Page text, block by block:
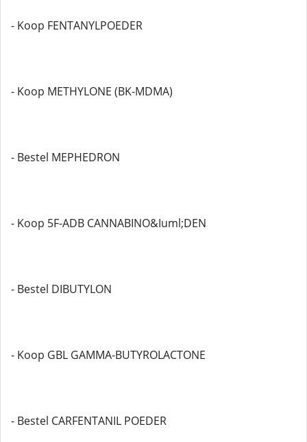
- Koop FENTANYLPOEDER
- Koop METHYLONE (BK-MDMA)
- Bestel MEPHEDRON
- Koop 5F-ADB CANNABINO&Iuml;DEN
- Bestel DIBUTYLON
- Koop GBL GAMMA-BUTYROLACTONE
- Bestel CARFENTANIL POEDER